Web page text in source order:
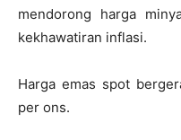
mendorong harga
kekhawatiran inflasi.
Harga emas spot
per ons.